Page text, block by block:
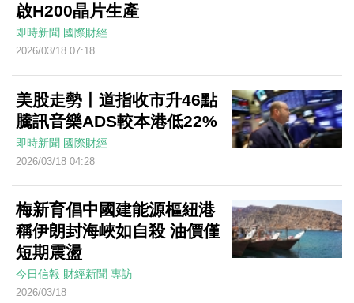
啟H200晶片生產
即時新聞 國際財經
2026/03/18 07:18
美股走勢丨道指收市升46點
騰訊音樂ADS較本港低22%
即時新聞 國際財經
2026/03/18 04:28
梅新育倡中國建能源樞紐港
稱伊朗封海峽如自殺 油價僅
短期震盪
今日信報 財經新聞 專訪
2026/03/18